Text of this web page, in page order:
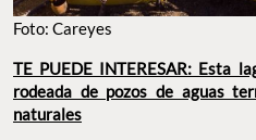
Foto: Careyes
TE PUEDE INTERESAR: Esta
rodeada de pozos de aguas
naturales